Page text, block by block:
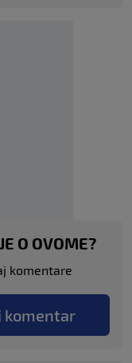
O OVOME?
komentare
komentar